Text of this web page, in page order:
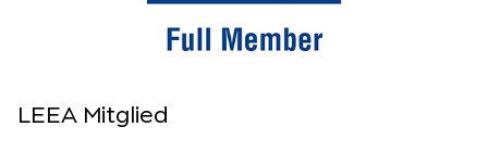
LEEA Mitglied